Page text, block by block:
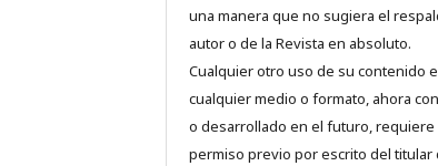
una manera que no sugiera el
autor o de la Revista en absoluto.
Cualquier otro uso de su contenido
cualquier medio o formato, ahora
o desarrollado en el futuro, requiere
permiso previo por escrito del titular